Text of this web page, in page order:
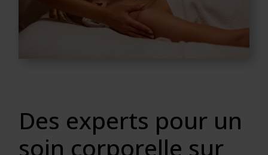
Des experts pour un
soin corporelle sur